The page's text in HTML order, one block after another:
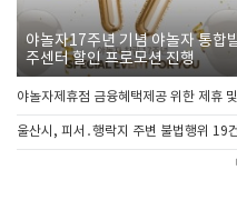
야놀자17주년 기념 야놀자 통합
주센터 할인 프로모션 진행
야놀자제휴점 금융혜택제공 위한 제휴
울산시, 피서․행락지 주변 불법행위 19